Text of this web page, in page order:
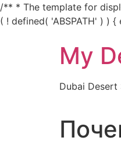
/** * The template for
( ! defined( 'ABSPATH' ) )
My
Dubai Desert